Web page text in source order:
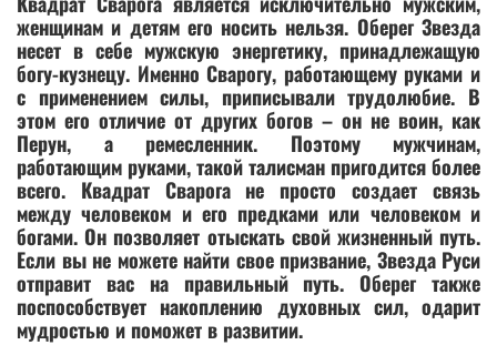
женщинам и детям его носить нельзя. Оберег Звезда
несет в себе мужскую энергетику, принадлежащую
богу-кузнецу. Именно Сварогу, работающему руками и
с применением силы, приписывали трудолюбие. В
этом его отличие от других богов – он не воин, как
Перун, а ремесленник. Поэтому мужчинам,
работающим руками, такой талисман пригодится более
всего. Квадрат Сварога не просто создает связь
между человеком и его предками или человеком и
богами. Он позволяет отыскать свой жизненный путь.
Если вы не можете найти свое призвание, Звезда Руси
отправит вас на правильный путь. Оберег также
поспособствует накоплению духовных сил, одарит
мудростью и поможет в развитии.